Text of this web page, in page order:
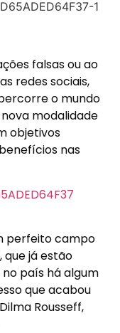
falsas ou ao
redes sociais,
o mundo
modalidade
objetivos
nas
perfeito campo
que já estão
país há algum
que acabou
Rousseff,